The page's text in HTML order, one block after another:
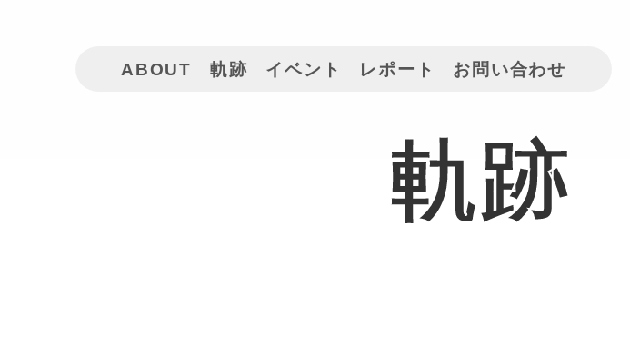
ABOUT 軌跡 イベント レポート お問い合わせ
軌跡